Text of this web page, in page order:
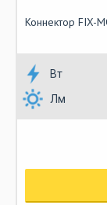
Коннектор FIX-
Вт
Лм